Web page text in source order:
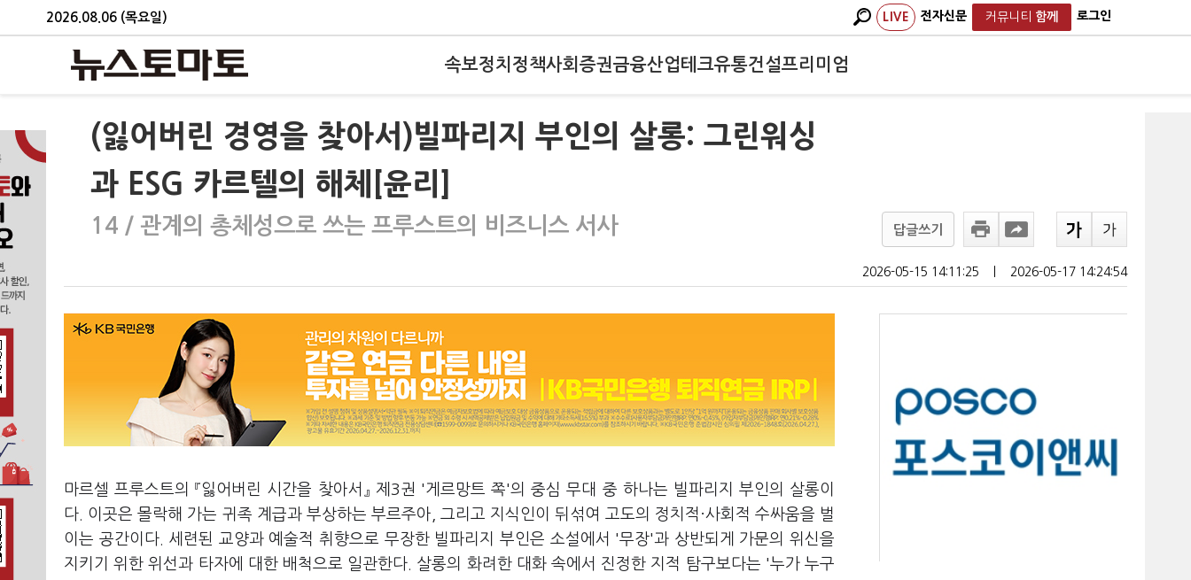
2026.08.06 (목요일) LIVE 전자신문 커뮤니티 함께 로그인
속보정치 정책사회 증권금융산업테크유통건설프리미엄
(잃어버린 경영을 찾아서)빌파리지 부인의 살롱: 그린워싱
과 ESG 카르텔의 해체[윤리]
14 / 관계의 총체성으로 쓰는 프루스트의 비즈니스 서사 답글쓰기
2026-05-15 14:11:25 2026-05-17 14:24:54
마르셀 프루스트의 『잃어버린 시간을 찾아서』 제3권 '게르망트 쪽'의 중심 무대 중 하나는 빌파리지 부인의 살롱이
다. 이곳은 몰락해 가는 귀족 계급과 부상하는 부르주아, 그리고 지식인이 뒤섞여 고도의 정치적·사회적 수싸움을 벌
이는 공간이다. 세련된 교양과 예술적 취향으로 무장한 빌파리지 부인은 소설에서 '무장'과 상반되게 가문의 위신을
지키기 위한 위선과 타자에 대한 배척으로 일관한다. 살롱의 화려한 대화 속에서 진정한 지적 탐구보다는 '누가 누구